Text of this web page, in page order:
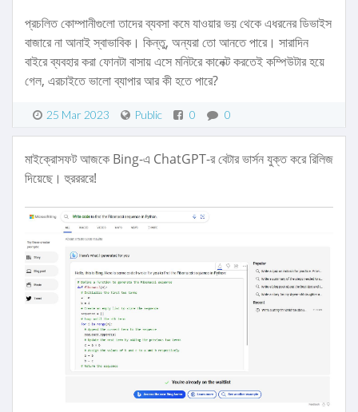
প্রচলিত কোম্পানীগুলো তাদের ব্যবসা কমে যাওয়ার ভয় থেকে এধরনের ডিভাইস
বাজারে না আনাই স্বাভাবিক। কিন্তু, অন্যরা তো আনতে পারে। সারাদিন
বাইরে ব্যবহার করা ফোনটা বাসায় এসে মনিটরে কানেক্ট করতেই কম্পিউটার হয়ে
গেল, এরচাইতে ভালো ব্যাপার আর কী হতে পারে?
25 Mar 2023 Public 0 0
মাইক্রোসফট আজকে Bing-এ ChatGPT-র বেটার ভার্সন যুক্ত করে রিলিজ
দিয়েছে। হুররররে!